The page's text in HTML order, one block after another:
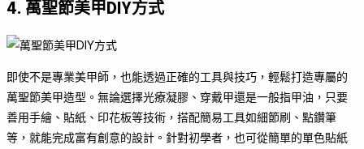
4. 萬聖節美甲DIY方式
即使不是專業美甲師，也能透過正確的工具與技巧，輕鬆打造專屬的
萬聖節美甲造型。無論選擇光療凝膠、穿戴甲還是一般指甲油，只要
善用手繪、貼紙、印花板等技術，搭配簡易工具如細節刷、點鑽筆
等，就能完成富有創意的設計。針對初學者，也可從簡單的單色貼紙